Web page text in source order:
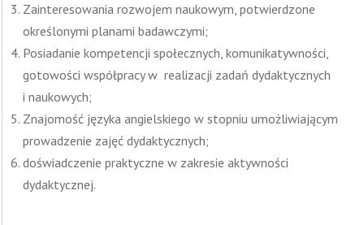
Zainteresowania rozwojem naukowym, potwierdzone
określonymi planami badawczymi;
Posiadanie kompetencji społecznych, komunikatywności,
gotowości współpracy w realizacji zadań dydaktycznych
i naukowych;
Znajomość języka angielskiego w stopniu umożliwiającym
prowadzenie zajęć dydaktycznych;
doświadczenie praktyczne w zakresie aktywności
dydaktycznej.